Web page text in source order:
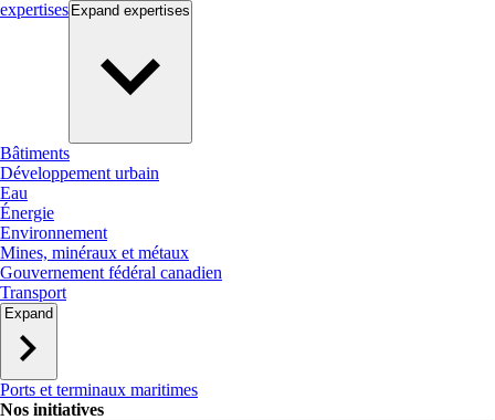
expertises Expand expertises
Bâtiments
Développement urbain
Eau
Énergie
Environnement
Mines, minéraux et métaux
Gouvernement fédéral canadien
Transport
Expand
Ports et terminaux maritimes
Nos initiatives